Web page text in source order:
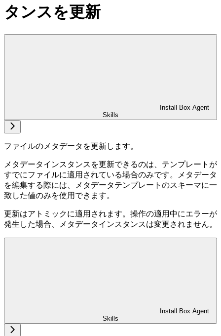
タンスを更新
Install Box Agent
Skills
ファイルのメタデータを更新します。
メタデータインスタンスを更新できるのは、テンプレートが
すでにファイルに適用されている場合のみです。メタデータ
を編集する際には、メタデータテンプレートのスキーマに一
致した値のみを使用できます。
更新はアトミックに適用されます。操作の適用中にエラーが
発生した場合、メタデータインスタンスは変更されません。
Install Box Agent
Skills